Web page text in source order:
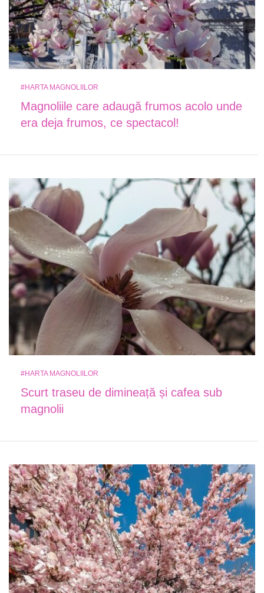
#HARTA MAGNOLIILOR
Magnoliile care adaugă frumos acolo unde
era deja frumos, ce spectacol!
#HARTA MAGNOLIILOR
Scurt traseu de dimineață și cafea sub
magnolii